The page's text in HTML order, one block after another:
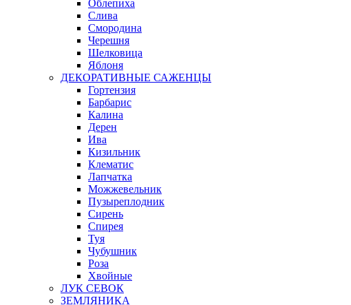
Облепиха
Слива
Смородина
Черешня
Шелковица
Яблоня
ДЕКОРАТИВНЫЕ САЖЕНЦЫ
Гортензия
Барбарис
Калина
Дерен
Ива
Кизильник
Клематис
Лапчатка
Можжевельник
Пузыреплодник
Сирень
Спирея
Туя
Чубушник
Роза
Хвойные
ЛУК СЕВОК
ЗЕМЛЯНИКА